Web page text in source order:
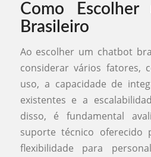
Como
Brasileiro
Ao escolher um chatbot
considerar vários fatores,
uso, a capacidade de
existentes e a
disso, é fundamental
suporte técnico oferecido
flexibilidade para